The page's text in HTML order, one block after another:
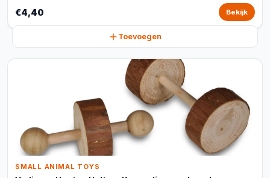
€4,40 Bekijk
Toevoegen
SMALL ANIMAL TOYS